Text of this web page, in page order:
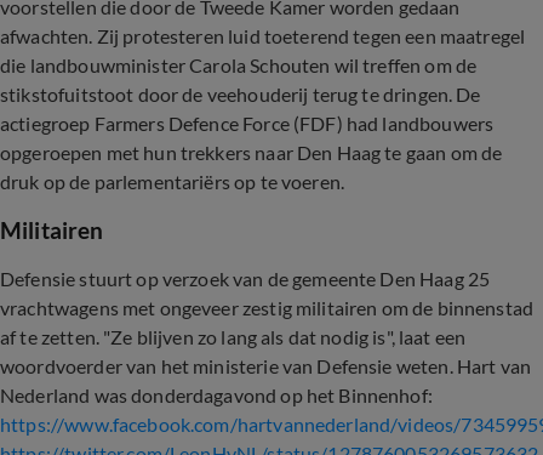
voorstellen die door de Tweede Kamer worden gedaan
afwachten. Zij protesteren luid toeterend tegen een maatregel
die landbouwminister Carola Schouten wil treffen om de
stikstofuitstoot door de veehouderij terug te dringen. De
actiegroep Farmers Defence Force (FDF) had landbouwers
opgeroepen met hun trekkers naar Den Haag te gaan om de
druk op de parlementariërs op te voeren.
Militairen
Defensie stuurt op verzoek van de gemeente Den Haag 25
vrachtwagens met ongeveer zestig militairen om de binnenstad
af te zetten. "Ze blijven zo lang als dat nodig is", laat een
woordvoerder van het ministerie van Defensie weten. Hart van
Nederland was donderdagavond op het Binnenhof:
https://www.facebook.com/hartvannederland/videos/